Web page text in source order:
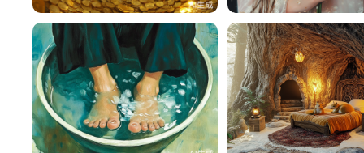
寒飘雪 3 寒飘雪